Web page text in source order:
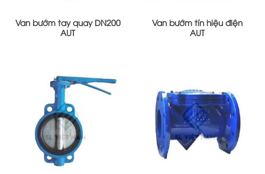
Van bướm tay quay DN200
AUT
Van bướm tín hiệu điện
AUT